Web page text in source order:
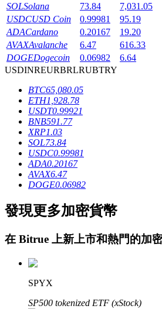
一鍵質押鎖定高收益
Launchpool
活期質押獲得熱門資產
SOLSolana 73.84 7,031.05
USDCUSD Coin 0.99981 95.19
ADACardano 0.20167 19.20
AVAXAvalanche 6.47 616.33
DOGEDogecoin 0.06982 6.64
USDINREURBRLRUBTRY
BTC65,080.05
ETH1,928.78
USDT0.99921
BNB591.77
XRP1.03
SOL73.84
USDC0.99981
ADA0.20167
AVAX6.47
DOGE0.06982
發現更多加密貨幣
在 Bitrue 上新上市和熱門的加
SPYX
SP500 tokenized ETF (xStock)